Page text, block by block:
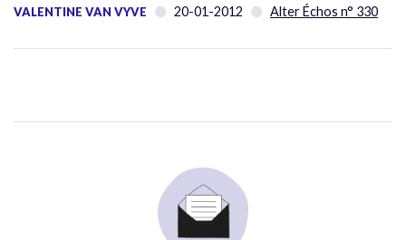
VALENTINE VAN VYVE 20-01-2012 Alter Échos n° 330